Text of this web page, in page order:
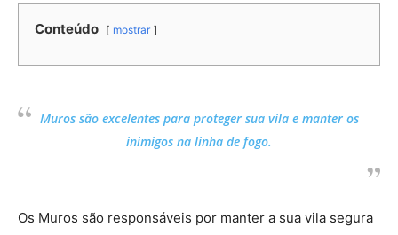
Conteúdo mostrar
Muros são excelentes para proteger sua vila e manter os
inimigos na linha de fogo.
Os Muros são responsáveis por manter a sua vila segura